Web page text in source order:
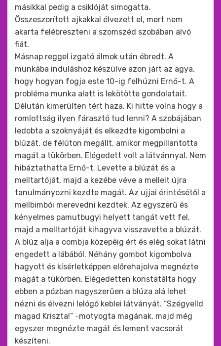
másikkal pedig a csiklóját simogatta.
Összeszorított ajkakkal élvezett el, mert nem
akarta felébreszteni a szomszéd szobában alvó
fiát.
Másnap reggel izgató álmok után ébredt. A
munkába induláshoz készülve azon járt az agya,
hogy hogyan fogja este 10-ig felhúzni Ernő-t. A
probléma munka alatt is lekötötte gondolatait.
Délután kimerülten tért haza. Ki hitte volna hogy a
romlottság ilyen fárasztó tud lenni? A szobájában
ledobta a szoknyáját és elkezdte kigombolni a
blúzát, de félúton megállt, amikor megpillantotta
magát a tükörben. Elégedett volt a látvánnyal. Nem
hibáztathatta Ernő-t. Levette a blúzát és a
melltartóját, majd a kezébe véve a melleit újra
tanulmányozni kezdte magát. Az ujjai érintésétől a
mellbimbói merevedni kezdtek. Az egyszerű és
kényelmes pamutbugyi helyett tangát vett fel,
majd a melltartóját kihagyva visszavette a blúzát.
A blúz alja a combja közepéig ért és elég sokat látni
engedett a lábából. Néhány gombot kigombolva
hagyott és kísérletképpen előrehajolva megnézte
magát a tükörben. Elégedetten konstatálta hogy
ebben a pózban nagyszerűen a blúza alá lehet
nézni és élvezni lelógó keblei látványát. “Szégyelld
magad Kriszta!” -motyogta magának, majd még
egyszer megnézte magát és lement vacsorát
készíteni.